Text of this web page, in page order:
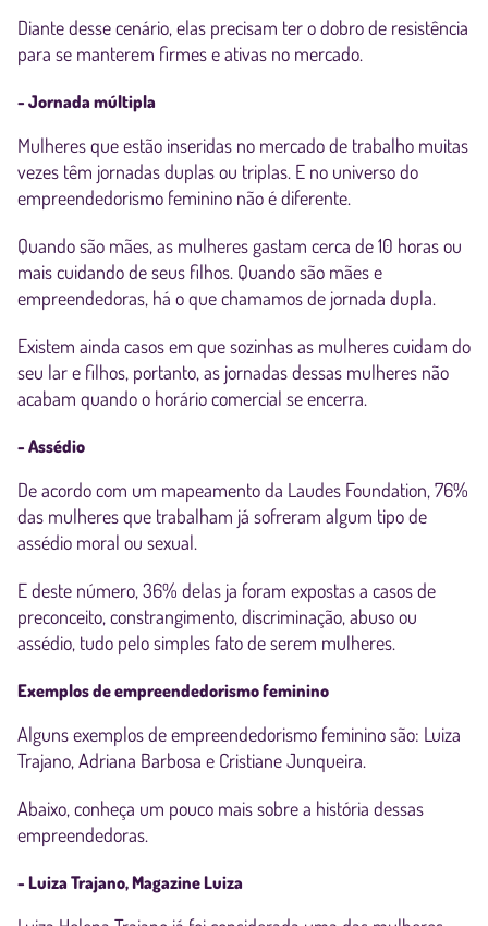
Diante desse cenário, elas precisam ter o dobro de resistência
para se manterem firmes e ativas no mercado.
- Jornada múltipla
Mulheres que estão inseridas no mercado de trabalho muitas
vezes têm jornadas duplas ou triplas. E no universo do
empreendedorismo feminino não é diferente.
Quando são mães, as mulheres gastam cerca de 10 horas ou
mais cuidando de seus filhos. Quando são mães e
empreendedoras, há o que chamamos de jornada dupla.
Existem ainda casos em que sozinhas as mulheres cuidam do
seu lar e filhos, portanto, as jornadas dessas mulheres não
acabam quando o horário comercial se encerra.
- Assédio
De acordo com um mapeamento da Laudes Foundation, 76%
das mulheres que trabalham já sofreram algum tipo de
assédio moral ou sexual.
E deste número, 36% delas ja foram expostas a casos de
preconceito, constrangimento, discriminação, abuso ou
assédio, tudo pelo simples fato de serem mulheres.
Exemplos de empreendedorismo feminino
Alguns exemplos de empreendedorismo feminino são: Luiza
Trajano, Adriana Barbosa e Cristiane Junqueira.
Abaixo, conheça um pouco mais sobre a história dessas
empreendedoras.
- Luiza Trajano, Magazine Luiza